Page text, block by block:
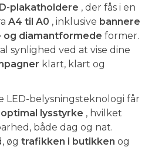
plakatholdere , der fås i en
A4 til A0 , inklusive bannere
og diamantformede former.
synlighed ved at vise dine
klart, klart og
belysningsteknologi får
optimal lysstyrke , hvilket
både dag og nat.
øg trafikken i butikken og